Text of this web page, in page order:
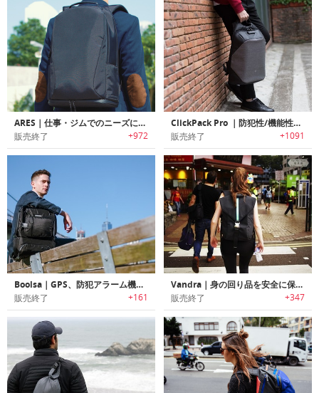
ARES｜仕事・ジムでのニーズに対応するバックパック「アレス」
販売終了 +972
ClickPack Pro ｜防犯性/機能性に優れた防刃バックパック「クリップパックプロ」
販売終了 +1091
Boolsa｜GPS、防犯アラーム機能搭載の多機能バックパック「ボーサ」
販売終了 +161
Vandra｜身の回り品を安全に保護する多機能バックパック「バンドラ」
販売終了 +347